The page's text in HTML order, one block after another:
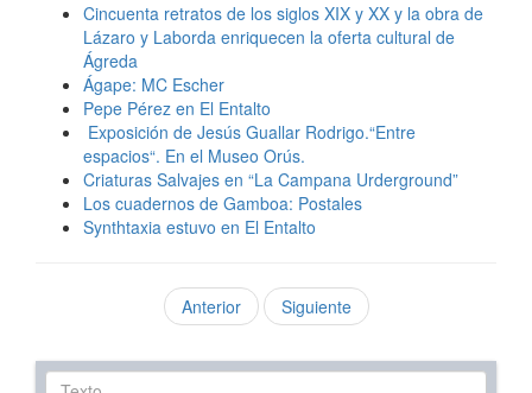
Cincuenta retratos de los siglos XIX y XX y la obra de
Lázaro y Laborda enriquecen la oferta cultural de
Ágreda
Ágape: MC Escher
Pepe Pérez en El Entalto
Exposición de Jesús Guallar Rodrigo.“Entre
espacios“. En el Museo Orús.
Criaturas Salvajes en “La Campana Urderground”
Los cuadernos de Gamboa: Postales
Synthtaxia estuvo en El Entalto
Anterior Siguiente
Texto